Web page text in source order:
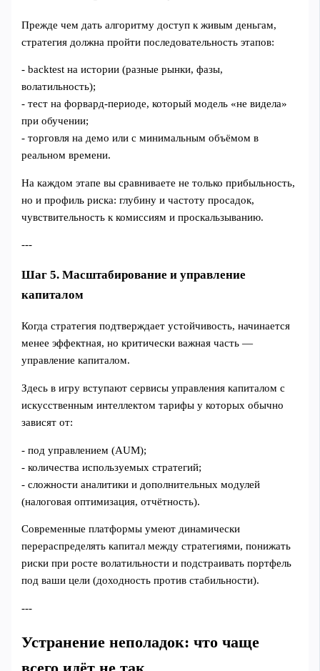
Прежде чем дать алгоритму доступ к живым деньгам,
стратегия должна пройти последовательность этапов:
- backtest на истории (разные рынки, фазы,
волатильность);
- тест на форвард‑периоде, который модель «не видела»
при обучении;
- торговля на демо или с минимальным объёмом в
реальном времени.
На каждом этапе вы сравниваете не только прибыльность,
но и профиль риска: глубину и частоту просадок,
чувствительность к комиссиям и проскальзыванию.
---
Шаг 5. Масштабирование и управление
капиталом
Когда стратегия подтверждает устойчивость, начинается
менее эффектная, но критически важная часть —
управление капиталом.
Здесь в игру вступают сервисы управления капиталом с
искусственным интеллектом тарифы у которых обычно
зависят от:
- под управлением (AUM);
- количества используемых стратегий;
- сложности аналитики и дополнительных модулей
(налоговая оптимизация, отчётность).
Современные платформы умеют динамически
перераспределять капитал между стратегиями, понижать
риски при росте волатильности и подстраивать портфель
под ваши цели (доходность против стабильности).
---
Устранение неполадок: что чаще